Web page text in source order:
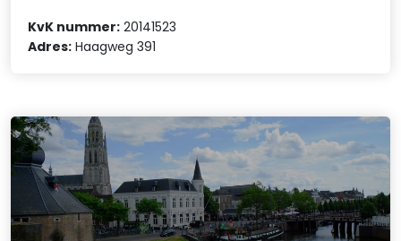
KvK nummer: 20141523
Adres: Haagweg 391